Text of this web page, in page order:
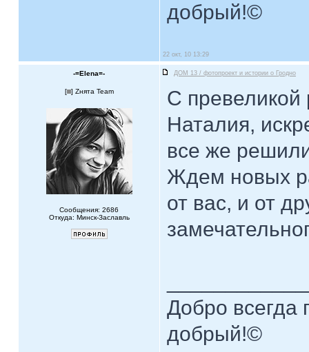
добрый!©
22 окт, 10 13:29
-=Elena=- ДОМ 13 / фотопроект и истории о Гродно
[ ] Zнята Team
Сообщения: 2686
Откуда: Минск-Заславль
С превеликой
Наталия,
все же
Ждем новых
от вас, и от
Добро всегда
добрый!©